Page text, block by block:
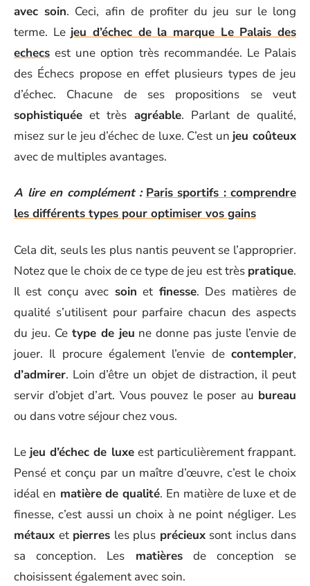
avec soin. Ceci, afin de profiter du jeu sur le long
terme. Le jeu d’échec de la marque Le Palais des
echecs est une option très recommandée. Le Palais
des Échecs propose en effet plusieurs types de jeu
d’échec. Chacune de ses propositions se veut
sophistiquée et très agréable. Parlant de qualité,
misez sur le jeu d’échec de luxe. C’est un jeu coûteux
avec de multiples avantages.
A lire en complément : Paris sportifs : comprendre
les différents types pour optimiser vos gains
Cela dit, seuls les plus nantis peuvent se l’approprier.
Notez que le choix de ce type de jeu est très pratique.
Il est conçu avec soin et finesse. Des matières de
qualité s’utilisent pour parfaire chacun des aspects
du jeu. Ce type de jeu ne donne pas juste l’envie de
jouer. Il procure également l’envie de contempler,
d’admirer. Loin d’être un objet de distraction, il peut
servir d’objet d’art. Vous pouvez le poser au bureau
ou dans votre séjour chez vous.
Le jeu d’échec de luxeest particulièrement frappant.
Pensé et conçu par un maître d’œuvre, c’est le choix
idéal en matière de qualité. En matière de luxe et de
finesse, c’est aussi un choix à ne point négliger. Les
métaux et pierres les plus précieuxsont inclus dans
sa conception. Les matièresde conception se
choisissent également avec soin.